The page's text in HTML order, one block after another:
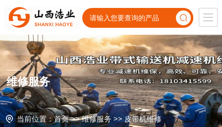
PRODUCTS
维修服务
当前位置：首页>>维修服务>>皮带机维修